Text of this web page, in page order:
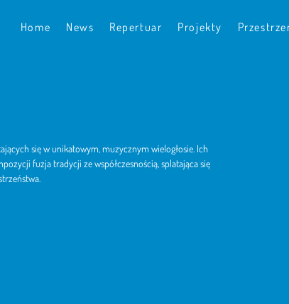
Home News Repertuar Projekty
się w unikatowym, muzycznym wielogłosie. Ich
fuzja tradycji ze współczesnością, splatająca się